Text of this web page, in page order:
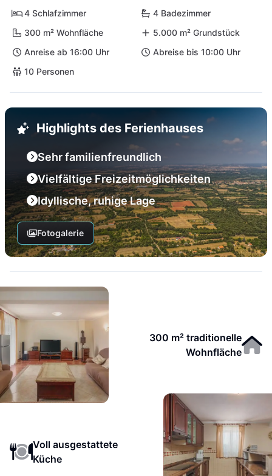
4 Schlafzimmer
4 Badezimmer
300 m² Wohnfläche
5.000 m² Grundstück
Anreise ab 16:00 Uhr
Abreise bis 10:00 Uhr
10 Personen
Highlights des Ferienhauses
Sehr familienfreundlich
Vielfältige Freizeitmöglichkeiten
Idyllische, ruhige Lage
Fotogalerie
300 m² traditionelle
Wohnfläche
Voll ausgestattete
Küche